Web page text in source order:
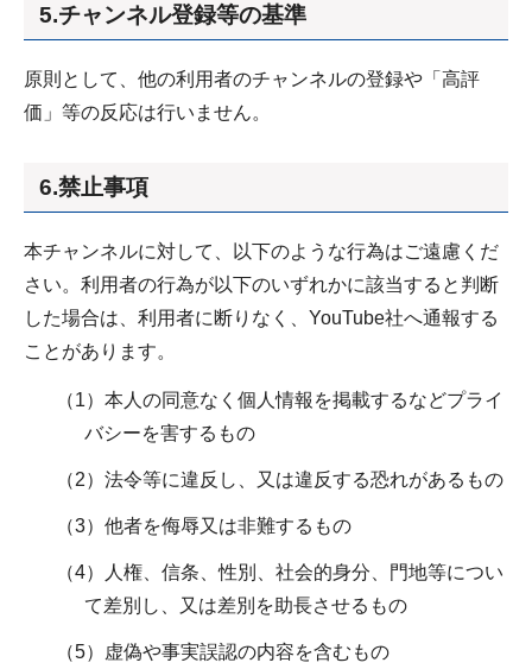
5.チャンネル登録等の基準
原則として、他の利用者のチャンネルの登録や「高評
価」等の反応は行いません。
6.禁止事項
本チャンネルに対して、以下のような行為はご遠慮くだ
さい。利用者の行為が以下のいずれかに該当すると判断
した場合は、利用者に断りなく、YouTube社へ通報する
ことがあります。
（1）本人の同意なく個人情報を掲載するなどプライ
バシーを害するもの
（2）法令等に違反し、又は違反する恐れがあるもの
（3）他者を侮辱又は非難するもの
（4）人権、信条、性別、社会的身分、門地等につい
て差別し、又は差別を助長させるもの
（5）虚偽や事実誤認の内容を含むもの